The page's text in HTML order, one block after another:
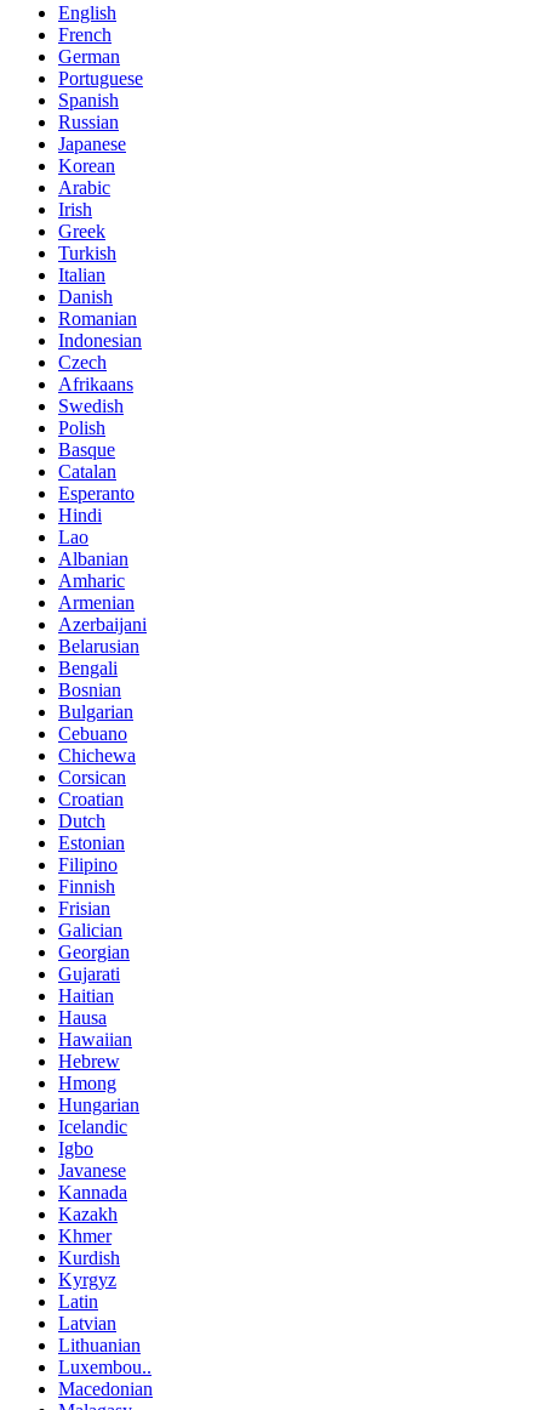
English
French
German
Portuguese
Spanish
Russian
Japanese
Korean
Arabic
Irish
Greek
Turkish
Italian
Danish
Romanian
Indonesian
Czech
Afrikaans
Swedish
Polish
Basque
Catalan
Esperanto
Hindi
Lao
Albanian
Amharic
Armenian
Azerbaijani
Belarusian
Bengali
Bosnian
Bulgarian
Cebuano
Chichewa
Corsican
Croatian
Dutch
Estonian
Filipino
Finnish
Frisian
Galician
Georgian
Gujarati
Haitian
Hausa
Hawaiian
Hebrew
Hmong
Hungarian
Icelandic
Igbo
Javanese
Kannada
Kazakh
Khmer
Kurdish
Kyrgyz
Latin
Latvian
Lithuanian
Luxembou..
Macedonian